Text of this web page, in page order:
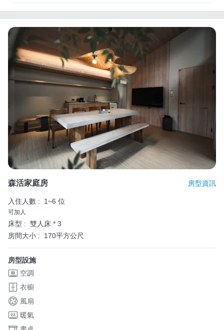
森活家庭房 房型資訊
入住人數 : 1~6 位
可加人
床型 : 雙人床 * 3
房間大小 :
170平方公尺
房型設施
空調
衣櫥
風扇
暖氣